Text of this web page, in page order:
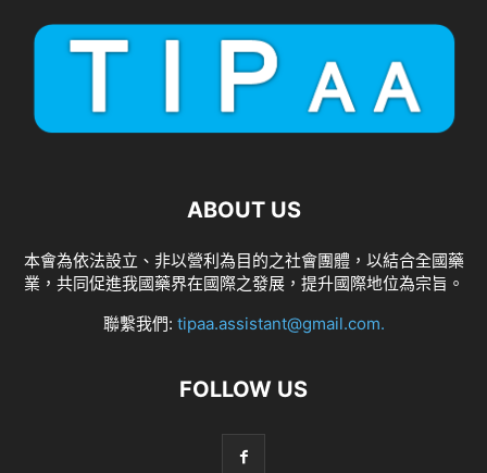
ABOUT US
本會為依法設立、非以營利為目的之社會團體，以結合全國藥
業，共同促進我國藥界在國際之發展，提升國際地位為宗旨。
聯繫我們: tipaa.assistant@gmail.com.
FOLLOW US